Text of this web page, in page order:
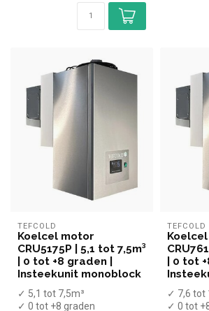
TEFCOLD
Koelcel motor
CRU5175P | 5,1 tot 7,5m³
| 0 tot +8 graden |
Insteekunit monoblock
✓ 5,1 tot 7,5m³
✓ 0 tot +8 graden
TEFCOLD
| 0 tot
✓ 7,6 tot
✓ 0 tot